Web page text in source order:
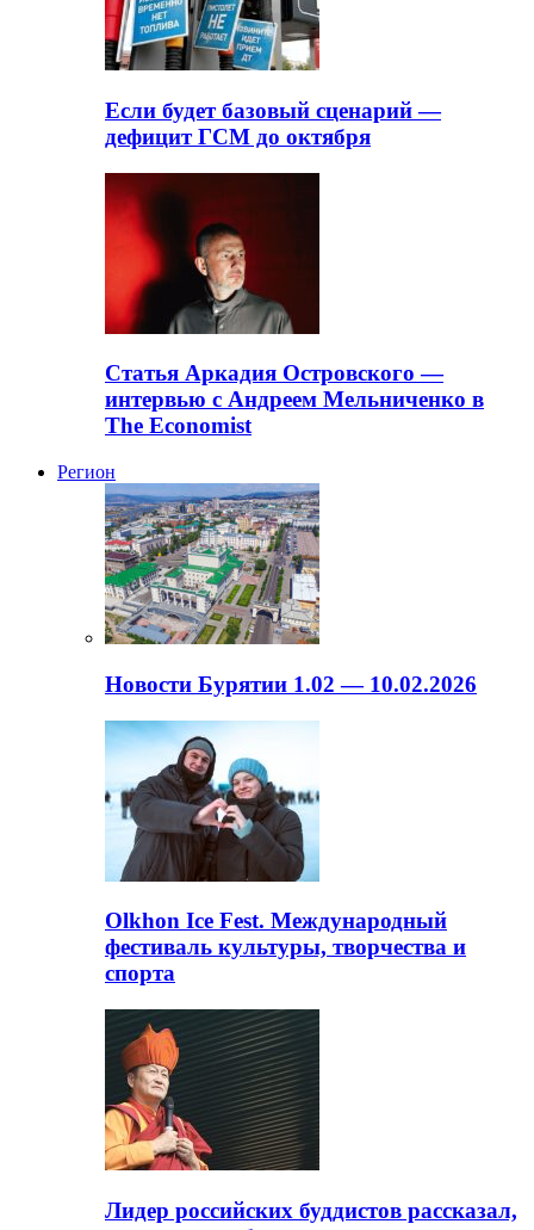
Если будет базовый сценарий —
дефицит ГСМ до октября
Статья Аркадия Островского —
интервью с Андреем Мельниченко в
The Economist
Регион
Новости Бурятии 1.02 — 10.02.2026
Olkhon Ice Fest. Международный
фестиваль культуры, творчества и
спорта
Лидер российских буддистов рассказал,